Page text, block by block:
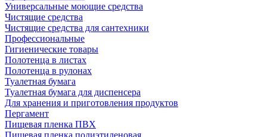
Универсальные моющие средства
Чистящие средства
Чистящие средства для сантехники
Профессиональные
Гигиенические товары
Полотенца в листах
Полотенца в рулонах
Туалетная бумага
Туалетная бумага для диспенсера
Для хранения и приготовления продуктов
Пергамент
Пищевая пленка ПВХ
Пищевая пленка полиэтиленовая